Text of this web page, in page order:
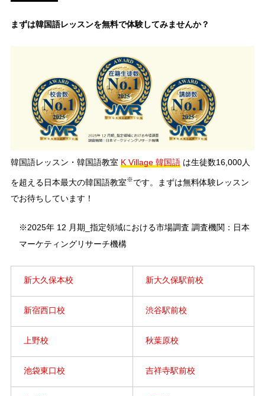
まずは韓国語レッスンを無料で体験してみませんか？
韓国語レッスン・韓国語教室 K Village 韓国語は生徒数16,000人
を超える日本最大の韓国語教室※です。まずは無料体験レッスン
でお待ちしています！
※2025年 12 月期_指定領域における市場調査 調査機関：日本
マーケティングリサーチ機構
新大久保本校 新大久保駅前校
新宿西口校 渋谷駅前校
上野校 秋葉原校
池袋東口校 吉祥寺駅前校